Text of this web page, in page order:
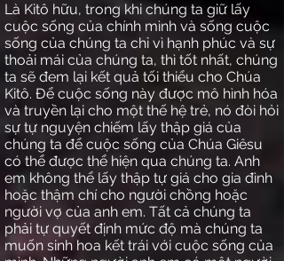
Là Kitô hữu, trong khi chúng ta giữ lấy
cuộc sống của chính mình và sống cuộc
sống của chúng ta chỉ vì hạnh phúc và sự
thoải mái của chúng ta, thì tốt nhất, chúng
ta sẽ đem lại kết quả tối thiểu cho Chúa
Kitô. Để cuộc sống này được mô hình hóa
và truyền lại cho một thế hệ trẻ, nó đòi hỏi
sự tự nguyện chiếm lấy thập giá của
chúng ta để cuộc sống của Chúa Giêsu
có thể được thể hiện qua chúng ta. Anh
em không thể lấy thập tự giá cho gia đình
hoặc thậm chí cho người chồng hoặc
người vợ của anh em. Tất cả chúng ta
phải tự quyết định mức độ mà chúng ta
muốn sinh hoa kết trái với cuộc sống của